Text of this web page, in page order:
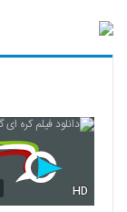
HD